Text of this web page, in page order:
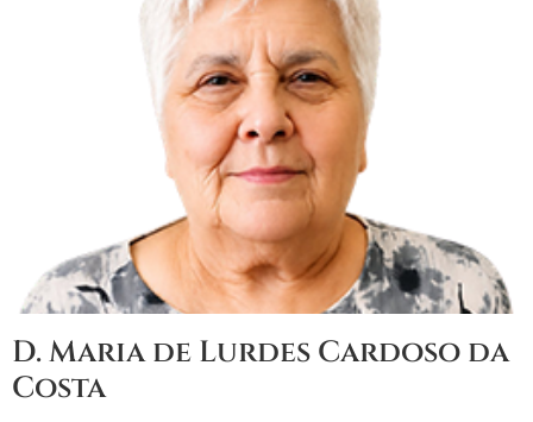
D. Maria de Lurdes Cardoso da
Costa